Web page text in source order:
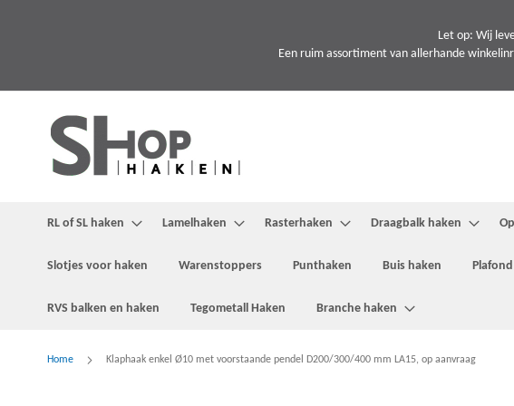
Let op: Wij
Een ruim assortiment van allerhande
RL of SL haken Lamelhaken Rasterhaken Draagbalk haken
Slotjes voor haken Warenstoppers Punthaken Buis haken
RVS balken en haken Tegometall Haken Branche haken
Home Klaphaak enkel Ø10 met voorstaande pendel D200/300/400 mm LA15, op aanvraag